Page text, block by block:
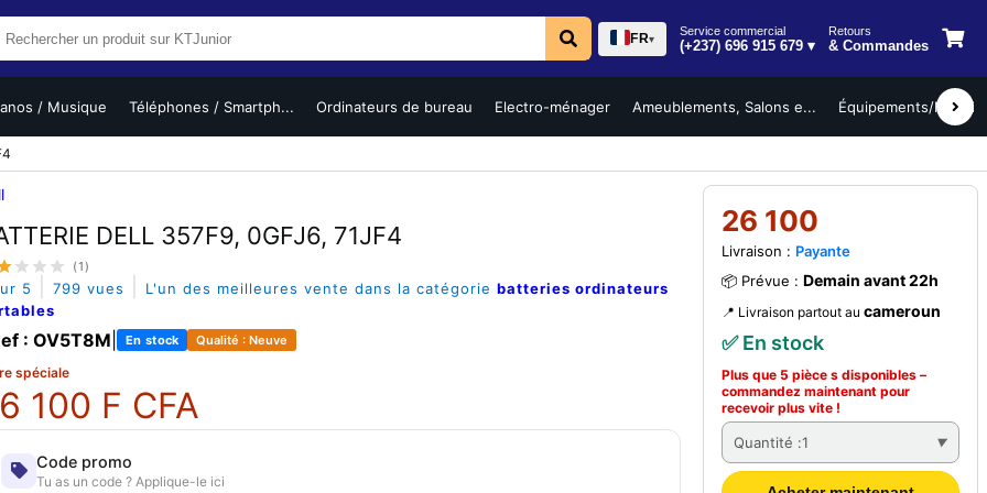
FR▾
Service commercial
(+237) 696 915 679 ▾
Retours
& Commandes
/ Musique Téléphones / Smartph... Ordinateurs de bureau Electro-ménager Ameublements, Salons e... Équipements/
DELL 357F9, 0GFJ6, 71JF4
(1)
5 799 vues L'un des meilleures vente dans la catégorie batteries ordinateurs
: OV5T8M En stock Qualité : Neuve
spéciale
100 F CFA
Code promo
Tu as un code ? Applique-le ici
26 100
Livraison : Payante
📦 Prévue : Demain avant 22h
📍 Livraison partout au cameroun
✅ En stock
Plus que 5 pièce s disponibles –
commandez maintenant pour
recevoir plus vite !
Quantité :1